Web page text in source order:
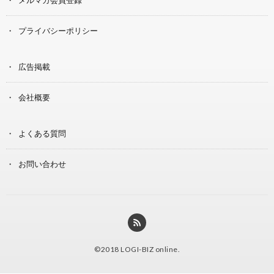
プライバシーポリシー
広告掲載
会社概要
よくある質問
お問い合わせ
©2018 LOGI-BIZ online.